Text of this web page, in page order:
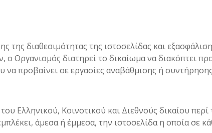
της διαθεσιμότητας της ιστοσελίδας και
Οργανισμός διατηρεί το δικαίωμα να διακόπτει
προβαίνει σε εργασίες αναβάθμισης ή
Ελληνικού, Κοινοτικού και Διεθνούς δικαίου
άμεσα ή έμμεσα, την ιστοσελίδα η οποία σε